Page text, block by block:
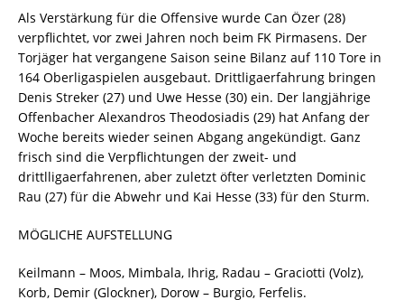
Als Verstärkung für die Offensive wurde Can Özer (28)
verpflichtet, vor zwei Jahren noch beim FK Pirmasens. Der
Torjäger hat vergangene Saison seine Bilanz auf 110 Tore in
164 Oberligaspielen ausgebaut. Drittligaerfahrung bringen
Denis Streker (27) und Uwe Hesse (30) ein. Der langjährige
Offenbacher Alexandros Theodosiadis (29) hat Anfang der
Woche bereits wieder seinen Abgang angekündigt. Ganz
frisch sind die Verpflichtungen der zweit- und
drittlligaerfahrenen, aber zuletzt öfter verletzten Dominic
Rau (27) für die Abwehr und Kai Hesse (33) für den Sturm.
MÖGLICHE AUFSTELLUNG
Keilmann – Moos, Mimbala, Ihrig, Radau – Graciotti (Volz),
Korb, Demir (Glockner), Dorow – Burgio, Ferfelis.